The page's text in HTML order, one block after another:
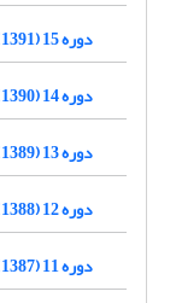
دوره 15 (1391)
دوره 14 (1390)
دوره 13 (1389)
دوره 12 (1388)
دوره 11 (1387)